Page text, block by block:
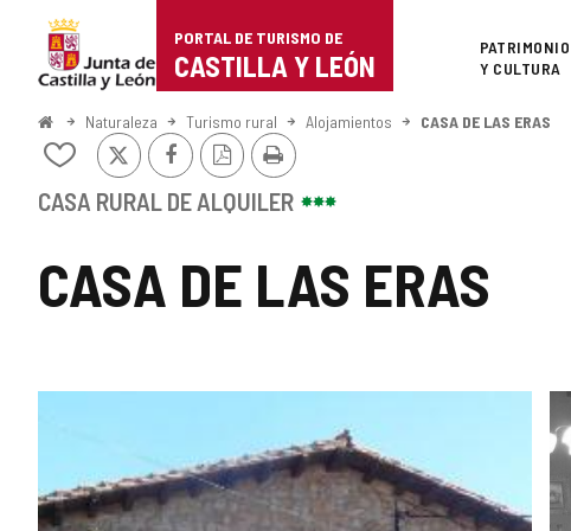
Portal
de
Turismo
Castilla
León
PORTAL DE TURISMO DE
CASTILLA Y LEÓN
Superior
PATRIMONIO
Y CULTURA
InicioNaturaleza Turismo rural Alojamientos CASA DE LAS ERAS
CASA DE LAS ERAS
Añadir/quitar
mis
X FacebookVersión
PDF
Imprimir
DE
IMÁGENES
CASA RURAL DE ALQUILER